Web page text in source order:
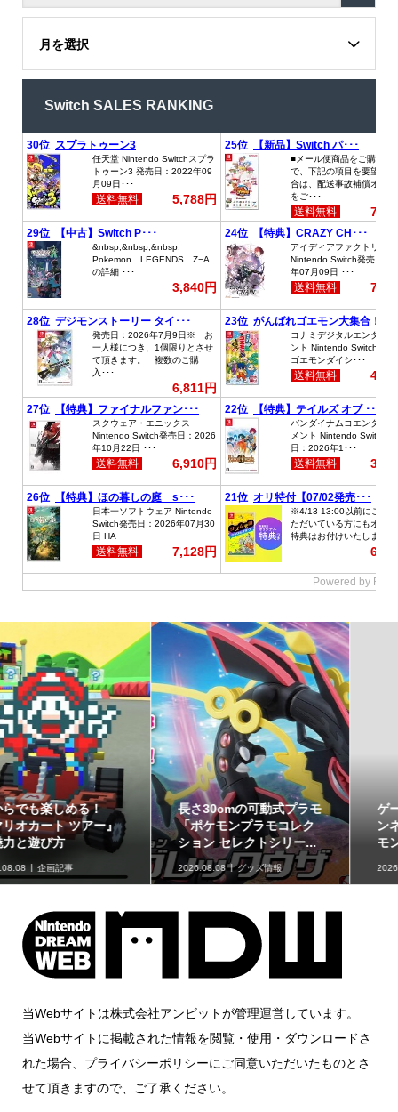
月を選択
Switch SALES RANKING
ゲームフリーク公式チャ
ンネルにて『ぽこ あ ポケ
モン』開発エピソード...
2026.08.07
最初のパートナーポケモ
ンなど30種！「ポケット
モンスター30周年 ミニ...
2026.08.07 グッズ情報
当Webサイトは株式会社アンビットが管理運営しています。
当Webサイトに掲載された情報を閲覧・使用・ダウンロードさ
れた場合、プライバシーポリシーにご同意いただいたものとさ
せて頂きますので、ご了承ください。